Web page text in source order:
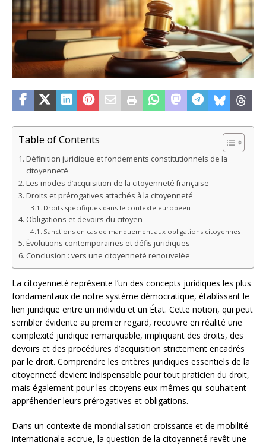
Table of Contents
Définition juridique et fondements constitutionnels de la
citoyenneté
Les modes d’acquisition de la citoyenneté française
Droits et prérogatives attachés à la citoyenneté
Droits spécifiques dans le contexte européen
Obligations et devoirs du citoyen
Sanctions en cas de manquement aux obligations citoyennes
Évolutions contemporaines et défis juridiques
Conclusion : vers une citoyenneté renouvelée
La citoyenneté représente l’un des concepts juridiques les plus
fondamentaux de notre système démocratique, établissant le
lien juridique entre un individu et un État. Cette notion, qui peut
sembler évidente au premier regard, recouvre en réalité une
complexité juridique remarquable, impliquant des droits, des
devoirs et des procédures d’acquisition strictement encadrés
par le droit. Comprendre les critères juridiques essentiels de la
citoyenneté devient indispensable pour tout praticien du droit,
mais également pour les citoyens eux-mêmes qui souhaitent
appréhender leurs prérogatives et obligations.
Dans un contexte de mondialisation croissante et de mobilité
internationale accrue, la question de la citoyenneté revêt une